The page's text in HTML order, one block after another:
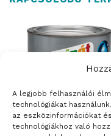
A legjobb felhasználói
technológiákat
az eszközinformációkat
technológiákhoz való